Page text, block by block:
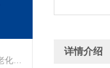
氙灯反光罩隐性积垢，造成样品老化数据差异化偏差
详情介绍